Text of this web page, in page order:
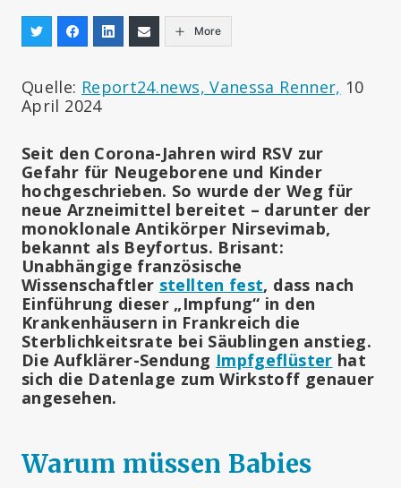
More
Quelle: Report24.news, Vanessa Renner, 10
April 2024
Seit den Corona-Jahren wird RSV zur
Gefahr für Neugeborene und Kinder
hochgeschrieben. So wurde der Weg für
neue Arzneimittel bereitet – darunter der
monoklonale Antikörper Nirsevimab,
bekannt als Beyfortus. Brisant:
Unabhängige französische
Wissenschaftler stellten fest, dass nach
Einführung dieser „Impfung“ in den
Krankenhäusern in Frankreich die
Sterblichkeitsrate bei Säublingen anstieg.
Die Aufklärer-Sendung Impfgeflüster hat
sich die Datenlage zum Wirkstoff genauer
angesehen.
Warum müssen Babies